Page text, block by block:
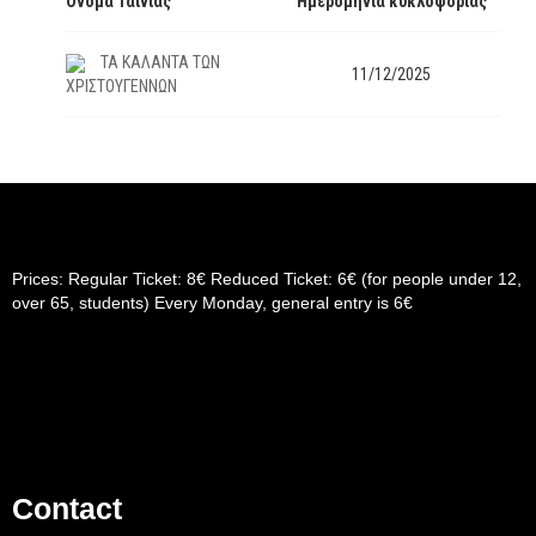
ΤΑ ΚΑΛΑΝΤΑ ΤΩΝ
ΧΡΙΣΤΟΥΓΕΝΝΩΝ
11/12/2025
Prices: Regular Ticket: 8€ Reduced Ticket: 6€ (for people under 12,
over 65, students) Every Monday, general entry is 6€
Contact